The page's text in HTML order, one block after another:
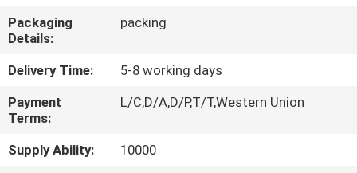
ΠΟΙΟΤΙΚΌΣ
ΈΛΕΓΧΟΣ
ΕΠΑΦΉ
ΝΈΑ
Packaging
Details:
packing
Delivery Time:
5-8 working days
Payment
Terms:
L/C,D/A,D/P,T/T,Western Union
Supply Ability:
10000